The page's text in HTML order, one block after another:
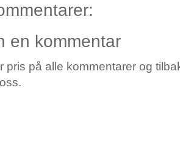
en kommentar
pris på alle kommentarer og